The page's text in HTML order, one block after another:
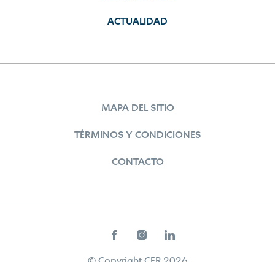
ACTUALIDAD
MAPA DEL SITIO
TÉRMINOS Y CONDICIONES
CONTACTO